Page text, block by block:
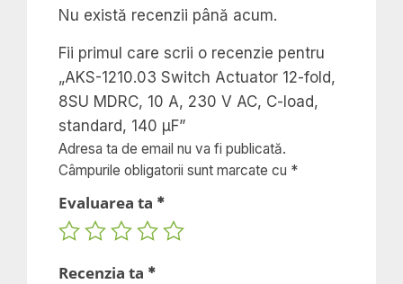
MDRC,
10
A,
230
V
AC,
C-
load,
standard,
140
μF
Nu există recenzii până acum.
Fii primul care scrii o recenzie pentru
„AKS-1210.03 Switch Actuator 12-fold,
8SU MDRC, 10 A, 230 V AC, C-load,
standard, 140 μF”
Adresa ta de email nu va fi publicată.
Câmpurile obligatorii sunt marcate cu *
Evaluarea ta *
Recenzia ta *